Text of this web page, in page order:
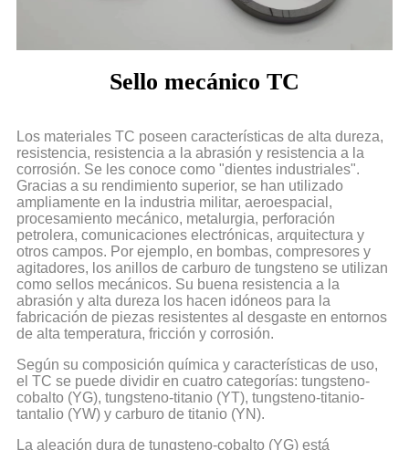
Sello mecánico TC
Los materiales TC poseen características de alta dureza,
resistencia, resistencia a la abrasión y resistencia a la
corrosión. Se les conoce como "dientes industriales".
Gracias a su rendimiento superior, se han utilizado
ampliamente en la industria militar, aeroespacial,
procesamiento mecánico, metalurgia, perforación
petrolera, comunicaciones electrónicas, arquitectura y
otros campos. Por ejemplo, en bombas, compresores y
agitadores, los anillos de carburo de tungsteno se utilizan
como sellos mecánicos. Su buena resistencia a la
abrasión y alta dureza los hacen idóneos para la
fabricación de piezas resistentes al desgaste en entornos
de alta temperatura, fricción y corrosión.
Según su composición química y características de uso,
el TC se puede dividir en cuatro categorías: tungsteno-
cobalto (YG), tungsteno-titanio (YT), tungsteno-titanio-
tantalio (YW) y carburo de titanio (YN).
La aleación dura de tungsteno-cobalto (YG) está